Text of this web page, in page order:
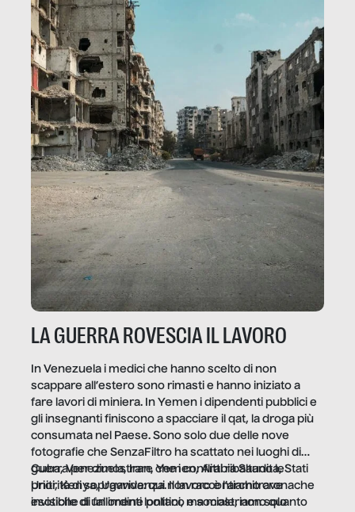
LA GUERRA ROVESCIA IL LAVORO
In Venezuela i medici che hanno scelto di non
scappare all’estero sono rimasti e hanno iniziato a
fare lavori di miniera. In Yemen i dipendenti pubblici e
gli insegnanti finiscono a spacciare il qat, la droga più
consumata nel Paese. Sono solo due delle nove
fotografie che SenzaFiltro ha scattato nei luoghi di
guerra per dimostrare che i conflitti ribaltano le
priorità di sopravvivenza. Il lavoro è l’architrave
invisibile di un ordine politico e sociale, non solo
Cuba, Venezuela, Iran, Yemen, Arabia Saudita, Stati
Uniti, Kenya, Uganda: qui non raccontiamo cronache
esotiche di fallimenti lontani, ma mostriamo quanto